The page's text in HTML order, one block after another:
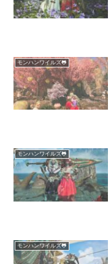
モンハンワイルズ🐸
モンハンワイルズ🐸
モンハンワイルズ🐸